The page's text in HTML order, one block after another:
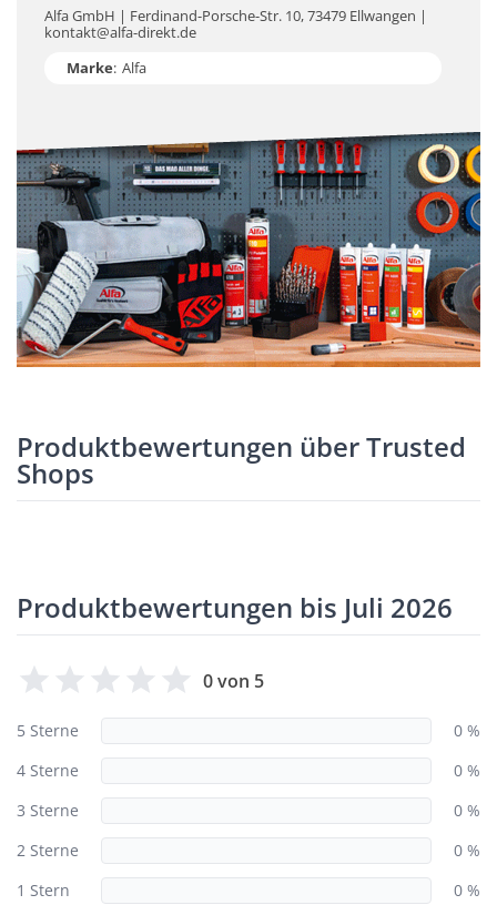
Alfa GmbH | Ferdinand-Porsche-Str. 10, 73479 Ellwangen |
kontakt@alfa-direkt.de
Marke: Alfa
Produktbewertungen über Trusted
Shops
Produktbewertungen bis Juli 2026
0 von 5
5 Sterne
0 %
4 Sterne
0 %
3 Sterne
0 %
2 Sterne
0 %
1 Stern
0 %